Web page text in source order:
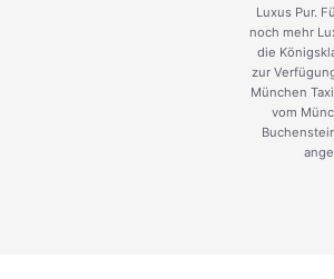
Luxus Pur.
noch mehr
die
zur
München
vom